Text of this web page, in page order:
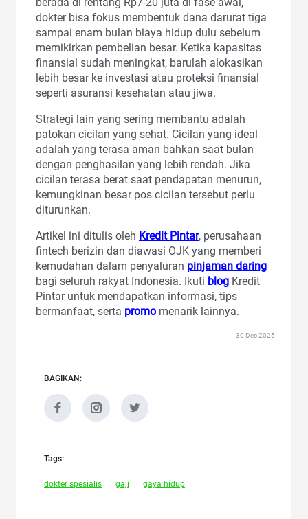
dokter bisa fokus membentuk dana darurat tiga
sampai enam bulan biaya hidup dulu sebelum
memikirkan pembelian besar. Ketika kapasitas
finansial sudah meningkat, barulah alokasikan
lebih besar ke investasi atau proteksi finansial
seperti asuransi kesehatan atau jiwa.
Strategi lain yang sering membantu adalah
patokan cicilan yang sehat. Cicilan yang ideal
adalah yang terasa aman bahkan saat bulan
dengan penghasilan yang lebih rendah. Jika
cicilan terasa berat saat pendapatan menurun,
kemungkinan besar pos cicilan tersebut perlu
diturunkan.
Artikel ini ditulis oleh Kredit Pintar, perusahaan
fintech berizin dan diawasi OJK yang memberi
kemudahan dalam penyaluran pinjaman daring
bagi seluruh rakyat Indonesia. Ikuti blog Kredit
Pintar untuk mendapatkan informasi, tips
bermanfaat, serta promo menarik lainnya.
30 Dec 2025
BAGIKAN:
Tags:
dokter spesialis gaji gaya hidup